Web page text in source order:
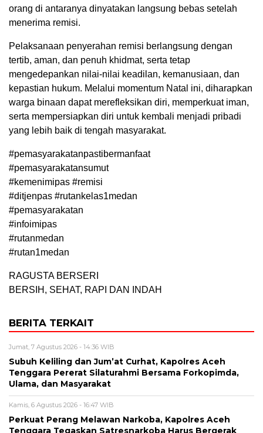
orang di antaranya dinyatakan langsung bebas setelah
menerima remisi.
Pelaksanaan penyerahan remisi berlangsung dengan
tertib, aman, dan penuh khidmat, serta tetap
mengedepankan nilai-nilai keadilan, kemanusiaan, dan
kepastian hukum. Melalui momentum Natal ini, diharapkan
warga binaan dapat merefleksikan diri, memperkuat iman,
serta mempersiapkan diri untuk kembali menjadi pribadi
yang lebih baik di tengah masyarakat.
#pemasyarakatanpastibermanfaat
#pemasyarakatansumut
#kemenimipas #remisi
#ditjenpas #rutankelas1medan
#pemasyarakatan
#infoimipas
#rutanmedan
#rutan1medan
RAGUSTA BERSERI
BERSIH, SEHAT, RAPI DAN INDAH
BERITA TERKAIT
Jumat, 7 Agustus 2026 - 14:36 WIB
Subuh Keliling dan Jum’at Curhat, Kapolres Aceh
Tenggara Pererat Silaturahmi Bersama Forkopimda,
Ulama, dan Masyarakat
Kamis, 6 Agustus 2026 - 16:47 WIB
Perkuat Perang Melawan Narkoba, Kapolres Aceh
Tenggara Tegaskan Satresnarkoba Harus Bergerak